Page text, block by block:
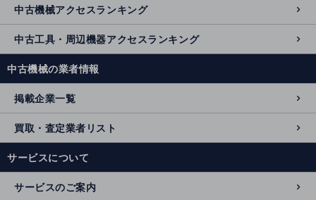
中古機械アクセスランキング
中古工具・周辺機器アクセスランキング
中古機械の業者情報
掲載企業一覧
買取・査定業者リスト
サービスについて
サービスのご案内